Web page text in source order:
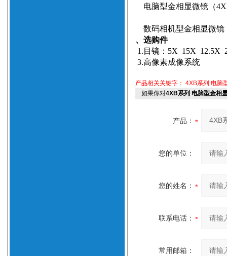
电脑型金相显微镜 （
数码相机型金相显微镜
、选购件
1. 目镜： 5X 15X 12.5X
3.高像素成像系统
产品相关关键字： 4XB系列 电脑
如果你对4XB系列 电脑型金相
产品：
您的单位：
您的姓名：
联系电话：
常用邮箱：